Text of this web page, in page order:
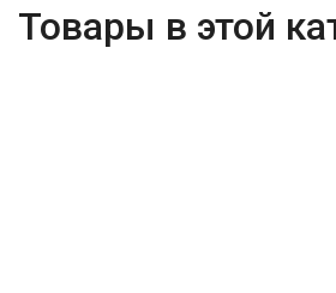
Товары в этой